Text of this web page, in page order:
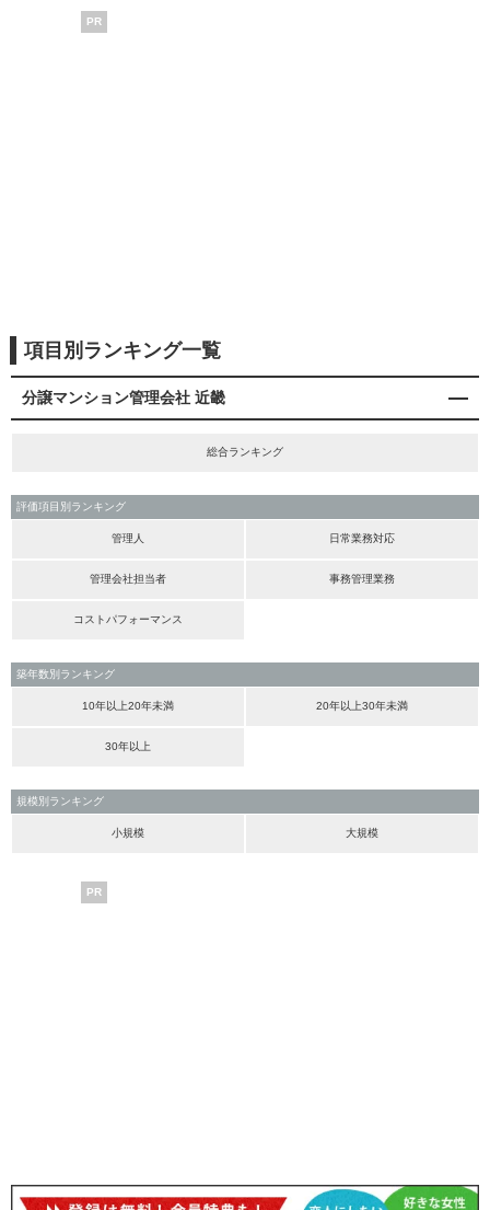
PR
項目別ランキング一覧
分譲マンション管理会社 近畿
総合ランキング
評価項目別ランキング
管理人 日常業務対応
管理会社担当者 事務管理業務
コストパフォーマンス
築年数別ランキング
10年以上20年未満 20年以上30年未満
30年以上
規模別ランキング
小規模 大規模
PR